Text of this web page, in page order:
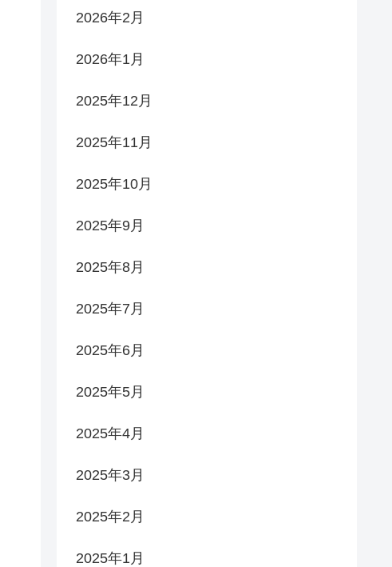
2026年2月
2026年1月
2025年12月
2025年11月
2025年10月
2025年9月
2025年8月
2025年7月
2025年6月
2025年5月
2025年4月
2025年3月
2025年2月
2025年1月